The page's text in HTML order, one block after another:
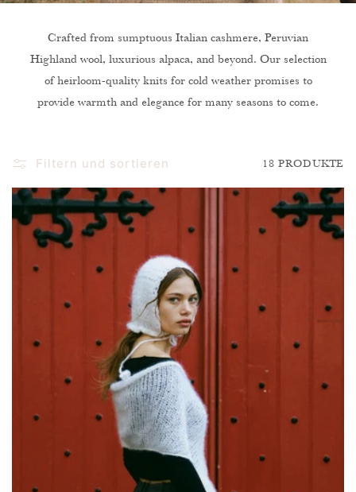
E
:
Crafted from sumptuous Italian cashmere, Peruvian
Highland wool, luxurious alpaca, and beyond. Our selection
of heirloom-quality knits for cold weather promises to
provide warmth and elegance for many seasons to come.
Filtern und sortieren 18 PRODUKTE